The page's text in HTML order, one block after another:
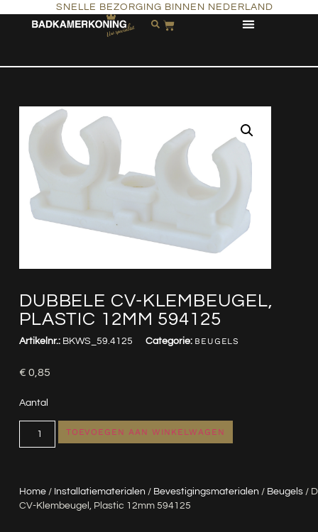
SNELLE BEZORGING BINNEN NEDERLAND
DUBBELE CV-KLEMBEUGEL,
PLASTIC 12MM 594125
Home/ Installatiematerialen / Bevestigingsmaterialen / Beugels/
CV-Klembeugel, Plastic 12mm 594125
Artikelnr.: BKWS_59.4125 Categorie: BEUGELS
€ 0,85
Aantal
TOEVOEGEN AAN WINKELWAGEN